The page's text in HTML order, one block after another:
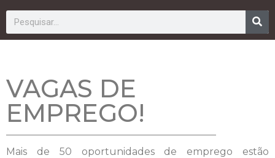
VAGAS DE
EMPREGO!
Mais de 50 oportunidades de emprego estão